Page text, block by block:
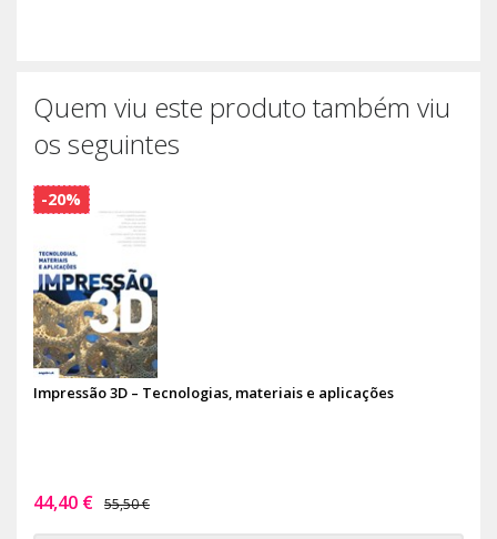
Quem viu este produto também viu
os seguintes
Impressão 3D – Tecnologias, materiais e aplicações
44,40 € 55,50 €
-20%